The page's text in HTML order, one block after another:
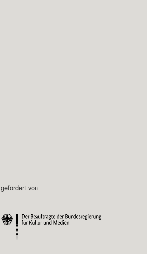
gefördert von